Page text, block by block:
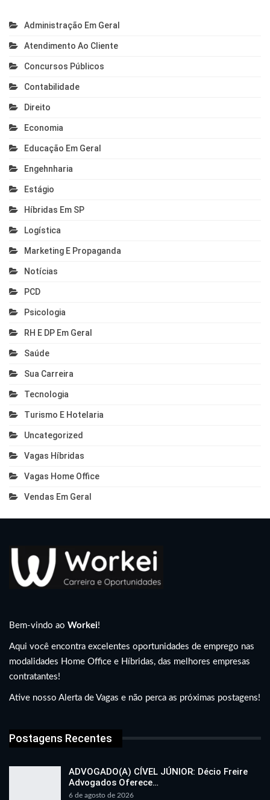
Administração Em Geral
Atendimento Ao Cliente
Concursos Públicos
Contabilidade
Direito
Economia
Educação Em Geral
Engehnharia
Estágio
Híbridas Em SP
Logística
Marketing E Propaganda
Notícias
PCD
Psicologia
RH E DP Em Geral
Saúde
Sua Carreira
Tecnologia
Turismo E Hotelaria
Uncategorized
Vagas Híbridas
Vagas Home Office
Vendas Em Geral
Bem-vindo ao Workei!
Aqui você encontra excelentes oportunidades de emprego nas
modalidades Home Office e Híbridas, das melhores empresas
contratantes!
Ative nosso Alerta de Vagas e não perca as próximas postagens!
Postagens Recentes
ADVOGADO(A) CÍVEL JÚNIOR: Décio Freire
Advogados Oferece…
6 de agosto de 2026